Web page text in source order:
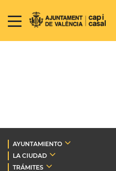
AYUNTAMIENTO
LA CIUDAD
TRÁMITES